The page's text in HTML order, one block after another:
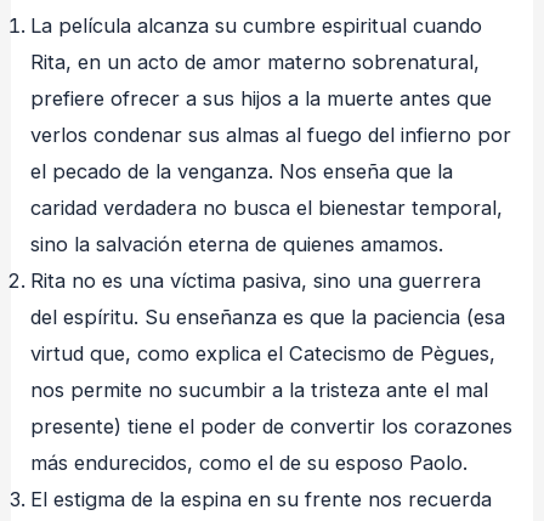
La película alcanza su cumbre espiritual cuando
Rita, en un acto de amor materno sobrenatural,
prefiere ofrecer a sus hijos a la muerte antes que
verlos condenar sus almas al fuego del infierno por
el pecado de la venganza. Nos enseña que la
caridad verdadera no busca el bienestar temporal,
sino la salvación eterna de quienes amamos.
Rita no es una víctima pasiva, sino una guerrera
del espíritu. Su enseñanza es que la paciencia (esa
virtud que, como explica el Catecismo de Pègues,
nos permite no sucumbir a la tristeza ante el mal
presente) tiene el poder de convertir los corazones
más endurecidos, como el de su esposo Paolo.
El estigma de la espina en su frente nos recuerda